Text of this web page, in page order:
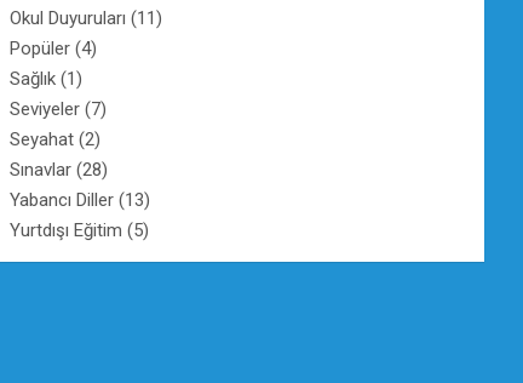
Okul Duyuruları (11)
Popüler (4)
Sağlık (1)
Seviyeler (7)
Seyahat (2)
Sınavlar (28)
Yabancı Diller (13)
Yurtdışı Eğitim (5)